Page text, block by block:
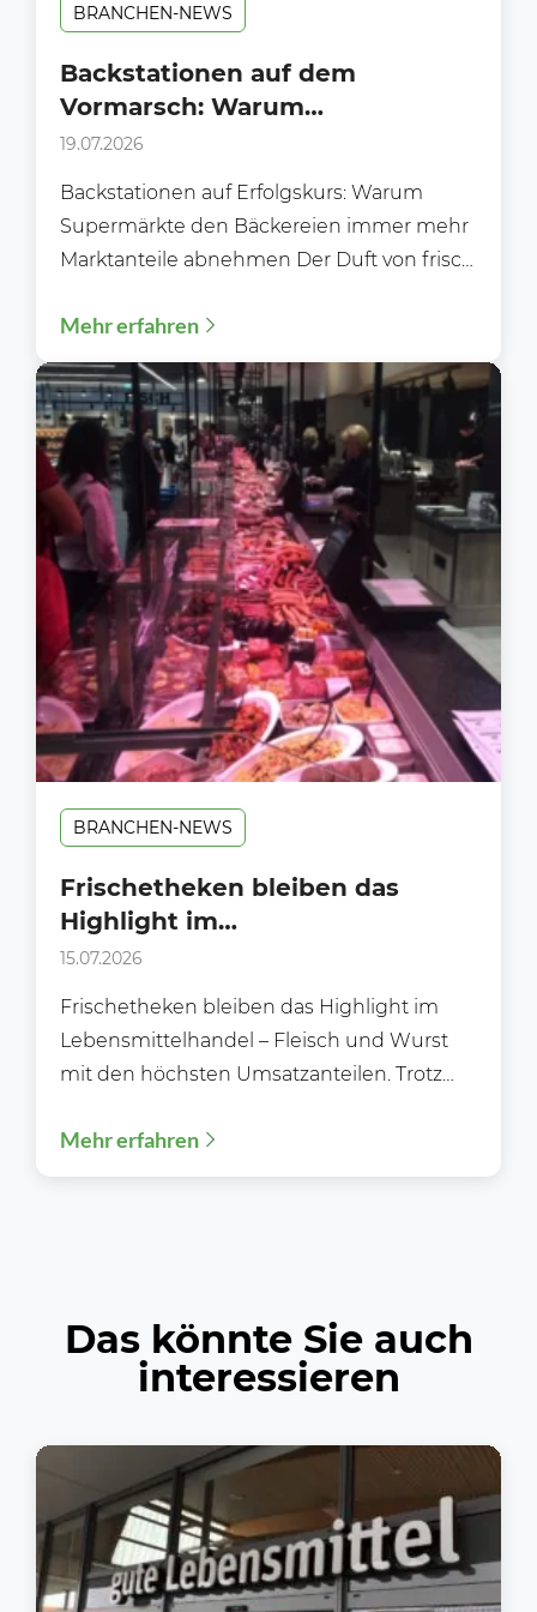
BRANCHEN-NEWS
Backstationen auf dem
Vormarsch: Warum
Supermärkte klassischen
Marktanteile abnehmen
19.07.2026
Backstationen auf Erfolgskurs: Warum
Supermärkte den Bäckereien immer mehr
Marktanteile abnehmen Der Duft von frisch
mehr ausschließlich...
Mehr erfahren
BRANCHEN-NEWS
Frischetheken bleiben das
Highlight im
Lebensmittelhandel.
15.07.2026
Frischetheken bleiben das Highlight im
Lebensmittelhandel – Fleisch und Wurst
mit den höchsten Umsatzanteilen. Trotz
digitaler Einkaufsmöglichkeiten und einer
zunehmenden...
Mehr erfahren
Das könnte Sie auch
interessieren